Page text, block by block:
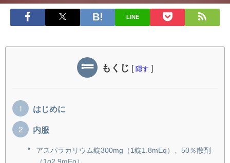
LINE
もくじ [ 隠す ]
はじめに
内服
アスパラカリウム錠300mg（1錠1.8mEq）、50％散剤
（1g2.9mEq）